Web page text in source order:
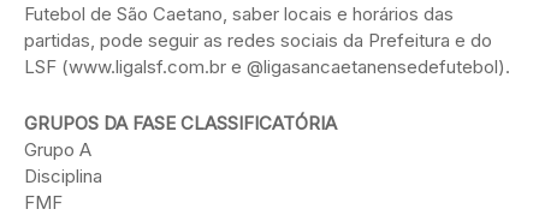
Futebol de São Caetano, saber locais e horários das
partidas, pode seguir as redes sociais da Prefeitura e do
LSF (www.ligalsf.com.br e @ligasancaetanensedefutebol).
GRUPOS DA FASE CLASSIFICATÓRIA
Grupo A
Disciplina
FMF